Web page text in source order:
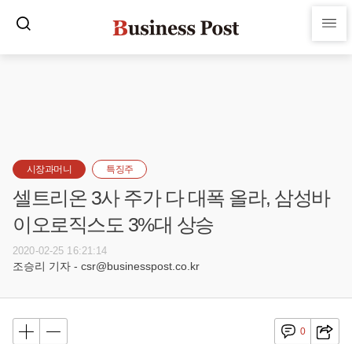
시장과머니 특징주
셀트리온 3사 주가 다 대폭 올라, 삼성바
이오로직스도 3%대 상승
2020-02-25 16:21:14
조승리 기자 - csr@businesspost.co.kr
0